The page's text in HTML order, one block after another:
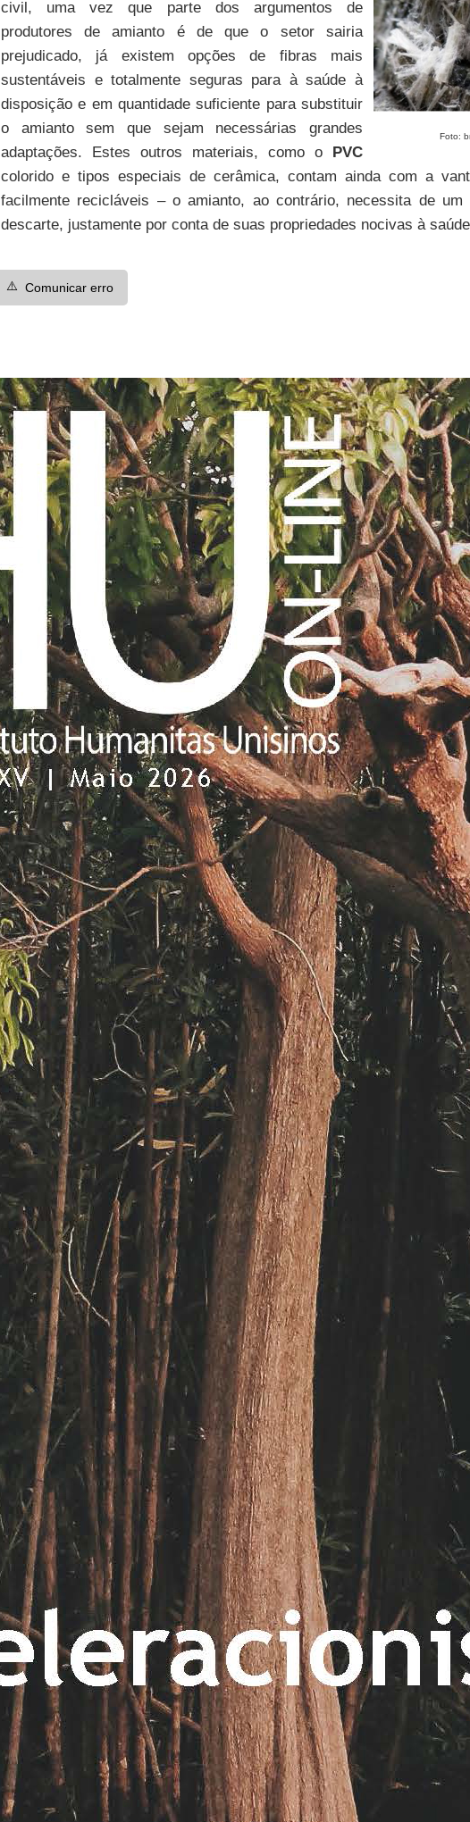
Foto:
civil, uma vez que parte dos argumentos de
produtores de amianto é de que o setor sairia
prejudicado, já existem opções de fibras mais
sustentáveis e totalmente seguras para à saúde à
disposição e em quantidade suficiente para substituir
o amianto sem que sejam necessárias grandes
adaptações. Estes outros materiais, como o PVC
colorido e tipos especiais de cerâmica, contam ainda com a
facilmente recicláveis – o amianto, ao contrário, necessita de um
descarte, justamente por conta de suas propriedades nocivas à
⚠️ Comunicar erro